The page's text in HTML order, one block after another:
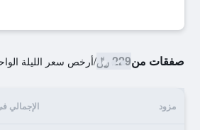
صفقات من229 ﷼ /أرخص سعر الليلة
مزود الإجمالي